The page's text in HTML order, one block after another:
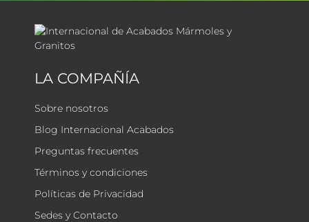
LA COMPAÑÍA
Sobre nosotros
Blog Internacional Acabados
Preguntas frecuentes
Términos y condiciones
Políticas de Privacidad
Sedes y Contacto